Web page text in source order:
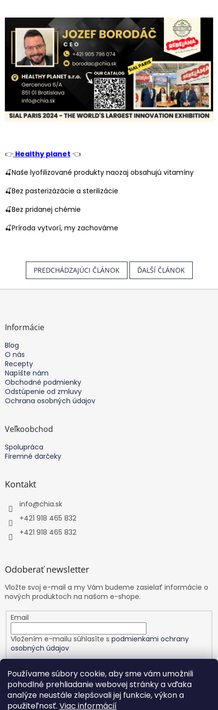
Používame súbory cookie, aby sme vám umožnili
pohodlné prehliadanie webovej stránky a vďaka
analýze neustále zlepšovali jej funkcie, výkon a
použiteľnosť. Viac informácií
👉 Healthy planet 👈
🍒Naše lyofilizované produkty naozaj obsahujú vitamíny
🍒Bez pasterizázácie a sterilizácie
🍒Bez pridanej chémie
🍒Príroda vytvorí, my zachováme
PREDCHÁDZAJÚCI ČLÁNOK ĎALŠÍ ČLÁNOK
Z
Informácie
Blog
O nás
Recepty
Napíšte nám
Obchodné podmienky
Odstúpenie od zmluvy
Ochrana osobných údajov
Veľkoobchod
Spolupráca
Firemné darčeky
Kontakt
info@chia.sk
+421 918 465 832
+421 918 465 832
Odoberať newsletter
Vložte svoj e-mail a my Vám budeme zasielať informácie o
nových produktoch na našom e-shope.
Email
Vložením e-mailu súhlasíte s podmienkami ochrany
osobných údajov
PRIHLÁSIŤ SA